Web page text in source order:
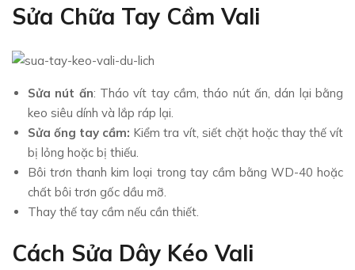
Sửa Chữa Tay Cầm Vali
Sửa nút ấn: Tháo vít tay cầm, tháo nút ấn, dán lại bằng
keo siêu dính và lắp ráp lại.
Sửa ống tay cầm: Kiểm tra vít, siết chặt hoặc thay thế vít
bị lỏng hoặc bị thiếu.
Bôi trơn thanh kim loại trong tay cầm bằng WD-40 hoặc
chất bôi trơn gốc dầu mỡ.
Thay thế tay cầm nếu cần thiết.
Cách Sửa Dây Kéo Vali